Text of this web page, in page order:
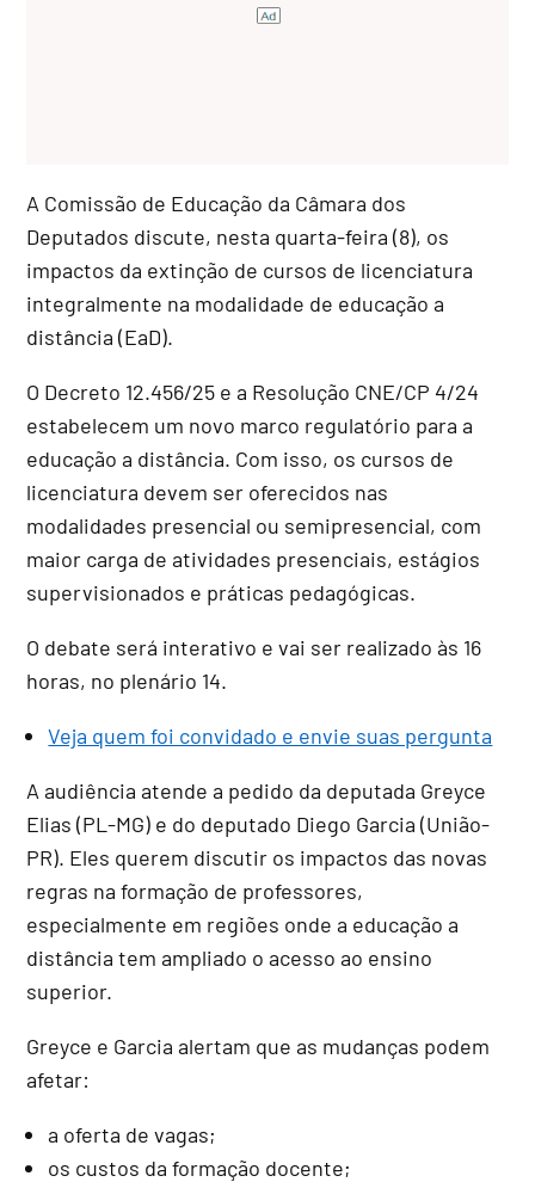
A Comissão de Educação da Câmara dos
Deputados discute, nesta quarta-feira (8), os
impactos da extinção de cursos de licenciatura
integralmente na modalidade de educação a
distância (EaD).
O Decreto 12.456/25 e a Resolução CNE/CP 4/24
estabelecem um novo marco regulatório para a
educação a distância. Com isso, os cursos de
licenciatura devem ser oferecidos nas
modalidades presencial ou semipresencial, com
maior carga de atividades presenciais, estágios
supervisionados e práticas pedagógicas.
O debate será interativo e vai ser realizado às 16
horas, no plenário 14.
Veja quem foi convidado e envie suas pergunta
A audiência atende a pedido da deputada Greyce
Elias (PL-MG) e do deputado Diego Garcia (União-
PR). Eles querem discutir os impactos das novas
regras na formação de professores,
especialmente em regiões onde a educação a
distância tem ampliado o acesso ao ensino
superior.
Greyce e Garcia alertam que as mudanças podem
afetar:
a oferta de vagas;
os custos da formação docente;